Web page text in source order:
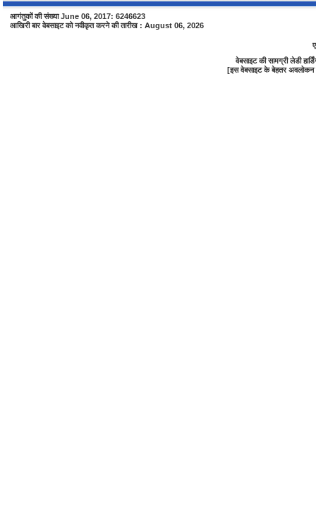
आगंतुकों की संख्या June 06, 2017: 6246623
आखिरी बार वेबसाइट को नवीकृत करने की तारीख : August 06, 2026
वेबसाइट की सामग्री लेडी
[इस वेबसाइट के बेहतर अवलोकन